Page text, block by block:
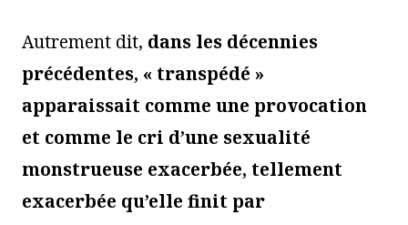
Autrement dit, dans les décennies
précédentes, « transpédé »
apparaissait comme une provocation
et comme le cri d’une sexualité
monstrueuse exacerbée, tellement
exacerbée qu’elle finit par